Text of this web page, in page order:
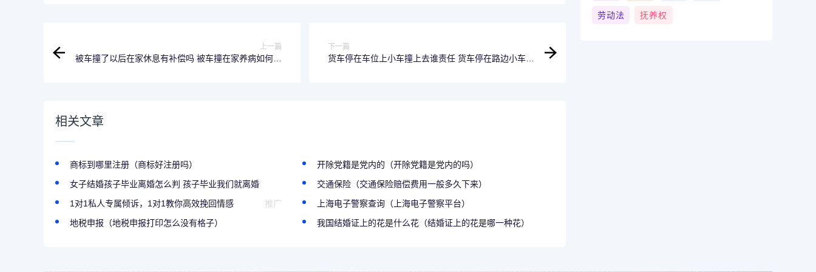
上一篇
被车撞了以后在家休息有补偿吗 被车撞在家养病如何赔
下一篇
货车停在车位上小车撞上去谁责任 货车停在路边小车撞
相关文章
商标到哪里注册（商标好注册吗）
开除党籍是党内的（开除党籍是党内的吗）
女子结婚孩子毕业离婚怎么判 孩子毕业我们就离婚
交通保险（交通保险赔偿费用一般多久下来）
1对1私人专属倾诉，1对1教你高效挽回情感
推广
上海电子警察查询（上海电子警察平台）
地税申报（地税申报打印怎么没有格子）
我国结婚证上的花是什么花（结婚证上的花是哪一种花）
劳动法 抚养权